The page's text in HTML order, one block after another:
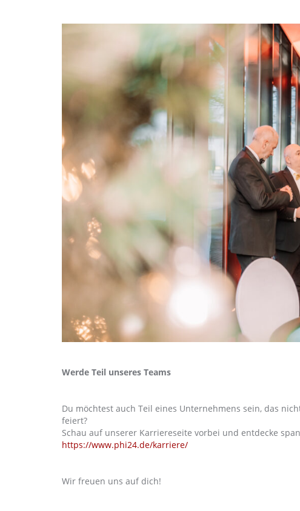
Werde Teil unseres Teams
Du möchtest auch Teil eines Unternehmens sein, das
feiert?
Schau auf unserer Karriereseite vorbei und entdecke
https://www.phi24.de/karriere/
Wir freuen uns auf dich!